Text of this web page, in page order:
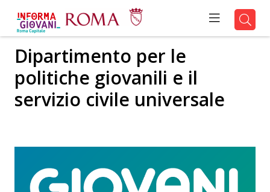
Dipartimento per le
politiche giovanili e il
servizio civile universale